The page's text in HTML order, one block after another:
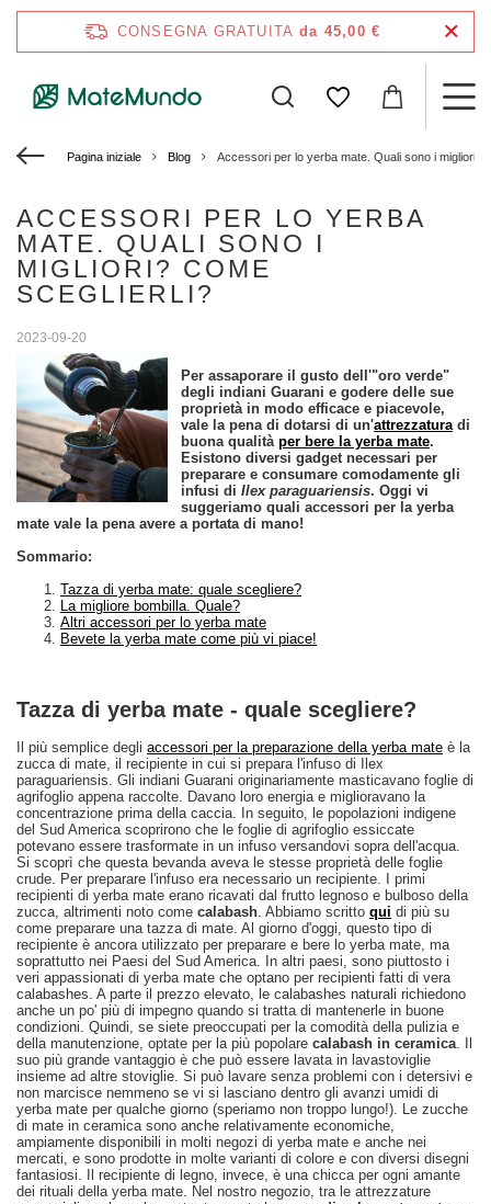
CONSEGNA GRATUITA da 45,00 €
Pagina iniziale Blog Accessori per lo yerba mate. Quali sono i migliori?
ACCESSORI PER LO YERBA
MATE. QUALI SONO I
MIGLIORI? COME
SCEGLIERLI?
2023-09-20
Per assaporare il gusto dell'"oro verde"
degli indiani Guarani e godere delle sue
proprietà in modo efficace e piacevole,
vale la pena di dotarsi di un'attrezzaturadi
buona qualità per bere la yerba mate.
Esistono diversi gadget necessari per
preparare e consumare comodamente gli
infusi di Ilex paraguariensis. Oggi vi
suggeriamo quali accessori per la yerba
mate vale la pena avere a portata di mano!
Sommario:
Tazza di yerba mate: quale scegliere?
La migliore bombilla. Quale?
Altri accessori per lo yerba mate
Bevete la yerba mate come più vi piace!
Tazza di yerba mate - quale scegliere?
Il più semplice degli accessori per la preparazione della yerba mate è la
zucca di mate, il recipiente in cui si prepara l'infuso di Ilex
paraguariensis. Gli indiani Guarani originariamente masticavano foglie di
agrifoglio appena raccolte. Davano loro energia e miglioravano la
concentrazione prima della caccia. In seguito, le popolazioni indigene
del Sud America scoprirono che le foglie di agrifoglio essiccate
potevano essere trasformate in un infuso versandovi sopra dell'acqua.
Si scoprì che questa bevanda aveva le stesse proprietà delle foglie
crude. Per preparare l'infuso era necessario un recipiente. I primi
recipienti di yerba mate erano ricavati dal frutto legnoso e bulboso della
zucca, altrimenti noto come calabash. Abbiamo scritto qui di più su
come preparare una tazza di mate. Al giorno d'oggi, questo tipo di
recipiente è ancora utilizzato per preparare e bere lo yerba mate, ma
soprattutto nei Paesi del Sud America. In altri paesi, sono piuttosto i
veri appassionati di yerba mate che optano per recipienti fatti di vera
calabashes. A parte il prezzo elevato, le calabashes naturali richiedono
anche un po' più di impegno quando si tratta di mantenerle in buone
condizioni. Quindi, se siete preoccupati per la comodità della pulizia e
della manutenzione, optate per la più popolare calabash in ceramica. Il
suo più grande vantaggio è che può essere lavata in lavastoviglie
insieme ad altre stoviglie. Si può lavare senza problemi con i detersivi e
non marcisce nemmeno se vi si lasciano dentro gli avanzi umidi di
yerba mate per qualche giorno (speriamo non troppo lungo!). Le zucche
di mate in ceramica sono anche relativamente economiche,
ampiamente disponibili in molti negozi di yerba mate e anche nei
mercati, e sono prodotte in molte varianti di colore e con diversi disegni
fantasiosi. Il recipiente di legno, invece, è una chicca per ogni amante
dei rituali della yerba mate. Nel nostro negozio, tra le attrezzature